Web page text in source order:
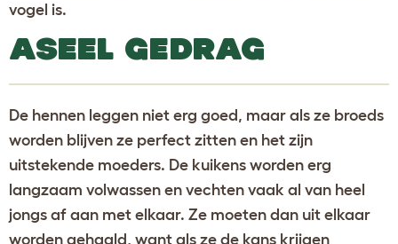
vogel is.
ASEEL GEDRAG
De hennen leggen niet erg goed, maar als ze broeds
worden blijven ze perfect zitten en het zijn
uitstekende moeders. De kuikens worden erg
langzaam volwassen en vechten vaak al van heel
jongs af aan met elkaar. Ze moeten dan uit elkaar
worden gehaald, want als ze de kans krijgen